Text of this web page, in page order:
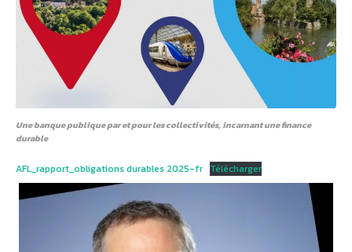
Une banque publique par et pour les collectivités, incarnant une finance
durable
AFL_rapport_obligations durables 2025-fr Télécharger